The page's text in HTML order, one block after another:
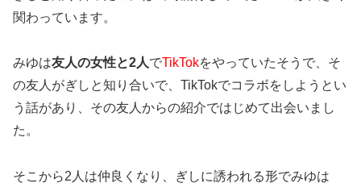
関わっています。
みゆは友人の女性と2人でTikTokをやっていたそうで、そ
の友人がぎしと知り合いで、TikTokでコラボをしようとい
う話があり、その友人からの紹介ではじめて出会いまし
た。
そこから2人は仲良くなり、ぎしに誘われる形でみゆは